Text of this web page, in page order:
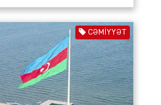
CƏMIYYƏT